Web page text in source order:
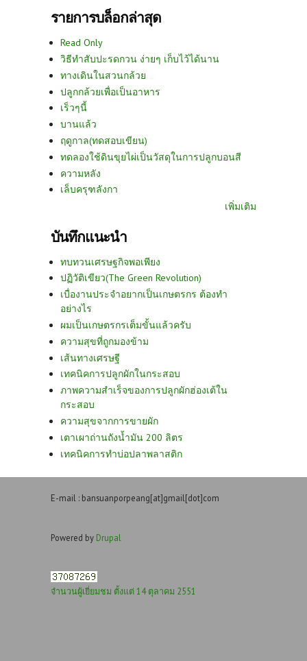
รายการบล็อกล่าสุด
Read Only
วิธีทำสับปะรดกวน ง่ายๆ เก็บไว้ได้นาน
ทางเดินในสวนกล้วย
ปลูกกล้วยเพื่อเป็นอาหาร
เร็วๆนี้
บานแล้ว
ฤดูกาล(ทดสอบเขียน)
ทดลองใช้ดินขุยไผ่เป็นวัสดุในการปลูกบอนสี
ความหลัง
เล็บครุฑลังกา
เพิ่มเติม
บันทึกแนะนำ
ทบทวนเศรษฐกิจพอเพียง
ปฏิวัติเขียว(The Green Revolution)
เบื่องานประจำอยากเป็นเกษตรกร ต้องทำ
อย่างไร
ผมเป็นเกษตรกรเต็มขั้นแล้วครับ
ความสุขที่ถูกมองข้าม
เส้นทางเศรษฐี
เทคนิคการปลูกผักในกระสอบ
ภาพความสำเร็จของการปลูกผักฮ่องเต้ใน
กระสอบ
ความสุขจากการขายผัก
เตาเผาถ่านถังน้ำมัน 200 ลิตร
เทคนิคการทำบ่อปลาพลาสติก
E-mail : bansuanporpeang[at]gmail[dot]com
Powered by Drupal
จำนวนผู้เยี่ยมชม ตั้งแต่ 14 ตุลาคม 2551